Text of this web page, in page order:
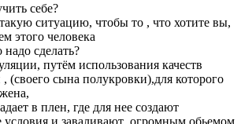
себе?
ситуацию, чтобы то , что хотите вы,
этого человека
надо сделать?
путём использования качеств
(своего сына полукровки),для которого
в плен, где для нее создают
и заваливают огромным обьемом